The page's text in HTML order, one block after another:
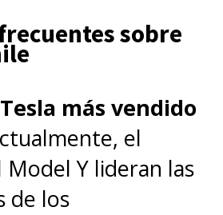
sobre
más vendido
el
Model Y lideran las
de los